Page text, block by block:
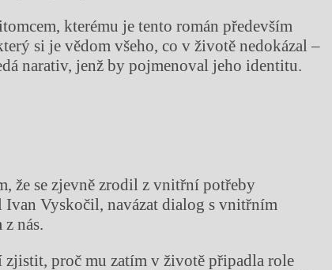
kterému je tento román především
si je vědom všeho, co v životě nedokázal –
narativ, jenž by pojmenoval jeho identitu.
že se zjevně zrodil z vnitřní potřeby
Vyskočil, navázat dialog s vnitřním
z nás.
proč mu zatím v životě připadla role